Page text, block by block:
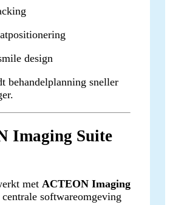
design
behandelplanning sneller
Imaging Suite
met ACTEON Imaging
centrale softwareomgeving